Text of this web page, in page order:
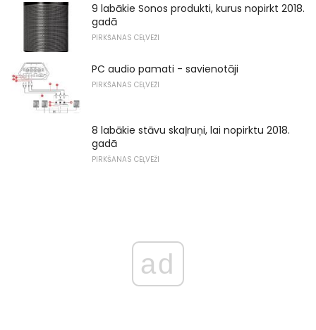
9 labākie Sonos produkti, kurus nopirkt 2018.
gadā
PIRKŠANAS CEĻVEŽI
PC audio pamati - savienotāji
PIRKŠANAS CEĻVEŽI
8 labākie stāvu skaļruņi, lai nopirktu 2018.
gadā
PIRKŠANAS CEĻVEŽI
ad